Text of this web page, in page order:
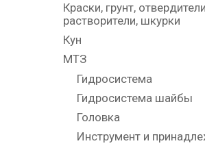
Краски, грунт,
растворители, шкурки
Кун
МТЗ
Гидросистема
Гидросистема шайбы
Головка
Инструмент и